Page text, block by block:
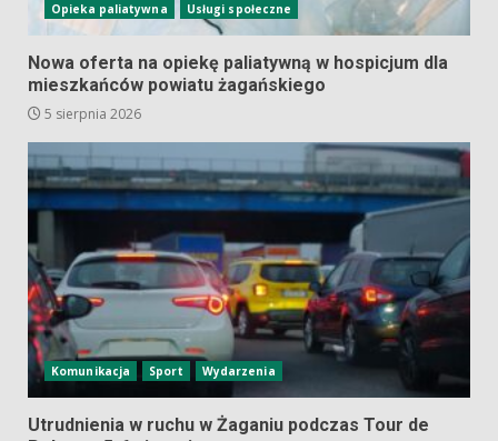
Opieka paliatywna Usługi społeczne
Nowa oferta na opiekę paliatywną w hospicjum dla
mieszkańców powiatu żagańskiego
5 sierpnia 2026
Komunikacja Sport Wydarzenia
Utrudnienia w ruchu w Żaganiu podczas Tour de